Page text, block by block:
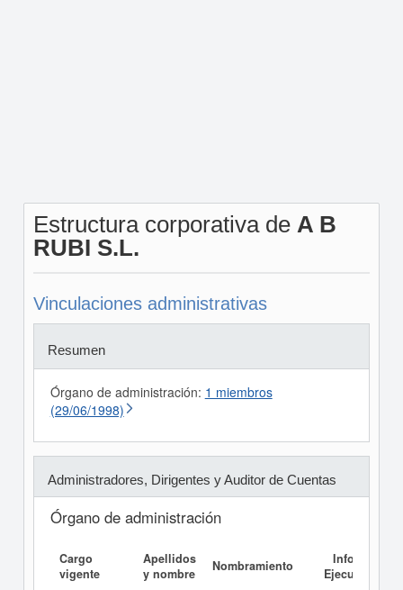
Estructura corporativa de A B
RUBI S.L.
Vinculaciones administrativas
Resumen
Órgano de administración: 1 miembros
(29/06/1998)
Administradores, Dirigentes y Auditor de Cuentas
Órgano de administración
Cargo
vigente
Apellidos
y nombre
Nombramiento
Informe
Ejecutivo